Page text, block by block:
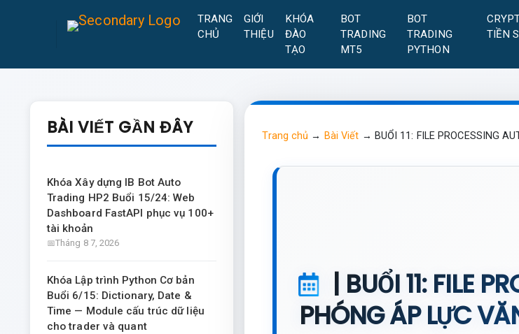
TRANG
CHỦ
GIỚI
THIỆU
KHÓA
ĐÀO
TẠO
BOT
TRADING
MT5
BOT
TRADING
PYTHON
TIỀN
BÀI VIẾT GẦN ĐÂY
Khóa Xây dựng IB Bot Auto
Trading HP2 Buổi 15/24: Web
Dashboard FastAPI phục vụ 100+
tài khoản
Tháng 8 7, 2026
Khóa Lập trình Python Cơ bản
Buổi 6/15: Dictionary, Date &
Time — Module cấu trúc dữ liệu
cho trader và quant
Trang chủ → Bài Viết → BUỔI 11: FILE PROCESSING
| BUỔI 11: FILE
PHÓNG ÁP LỰC